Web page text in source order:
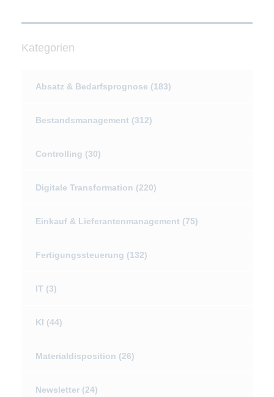
Kategorien
Absatz & Bedarfsprognose (183)
Bestandsmanagement (312)
Controlling (30)
Digitale Transformation (220)
Einkauf & Lieferantenmanagement (75)
Fertigungssteuerung (132)
IT (3)
KI (44)
Materialdisposition (26)
Newsletter (24)